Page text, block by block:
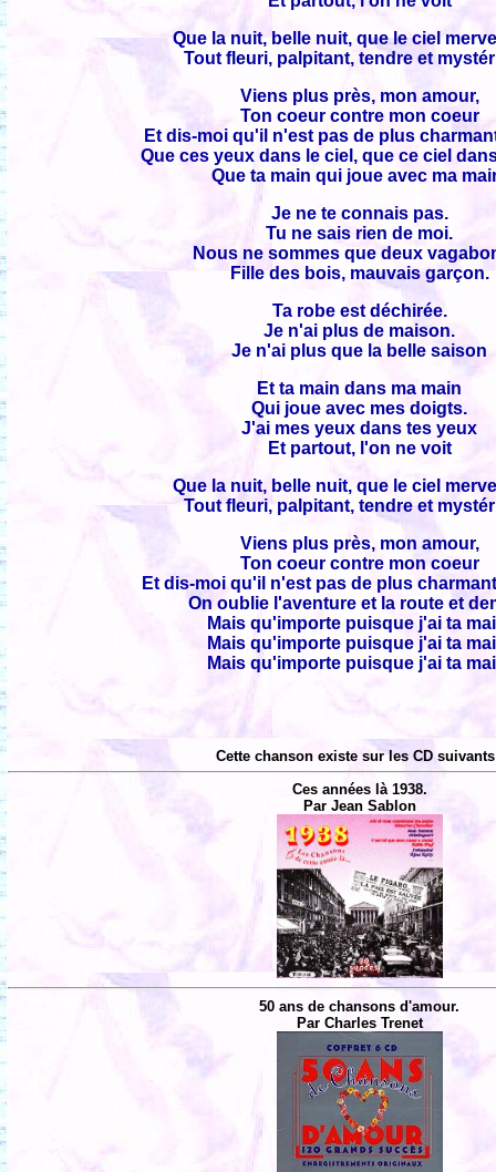
Que la nuit, belle nuit, que le ciel
Tout fleuri, palpitant, tendre et
Viens plus près, mon amour,
Ton coeur contre mon coeur
Et dis-moi qu'il n'est pas de plus
Que ces yeux dans le ciel, que ce ciel
Que ta main qui joue avec ma
Je ne te connais pas.
Tu ne sais rien de moi.
Nous ne sommes que deux
Fille des bois, mauvais garçon.
Ta robe est déchirée.
Je n'ai plus de maison.
Je n'ai plus que la belle saison
Et ta main dans ma main
Qui joue avec mes doigts.
J'ai mes yeux dans tes yeux
Et partout, l'on ne voit
Que la nuit, belle nuit, que le ciel
Tout fleuri, palpitant, tendre et
Viens plus près, mon amour,
Ton coeur contre mon coeur
Et dis-moi qu'il n'est pas de plus
On oublie l'aventure et la route et
Mais qu'importe puisque j'ai ta
Mais qu'importe puisque j'ai ta
Mais qu'importe puisque j'ai ta
Cette chanson existe sur les CD
Ces années là 1938.
Par Jean Sablon
50 ans de chansons d'amour.
Par Charles Trenet